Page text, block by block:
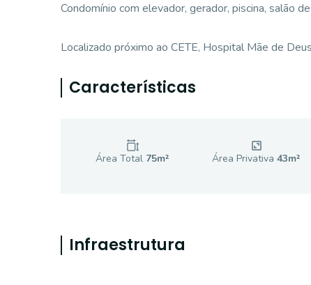
Condomínio com elevador, gerador, piscina, salão
Localizado próximo ao CETE, Hospital Mãe de
Características
Área Total 75m² Área Privativa43m²
Infraestrutura